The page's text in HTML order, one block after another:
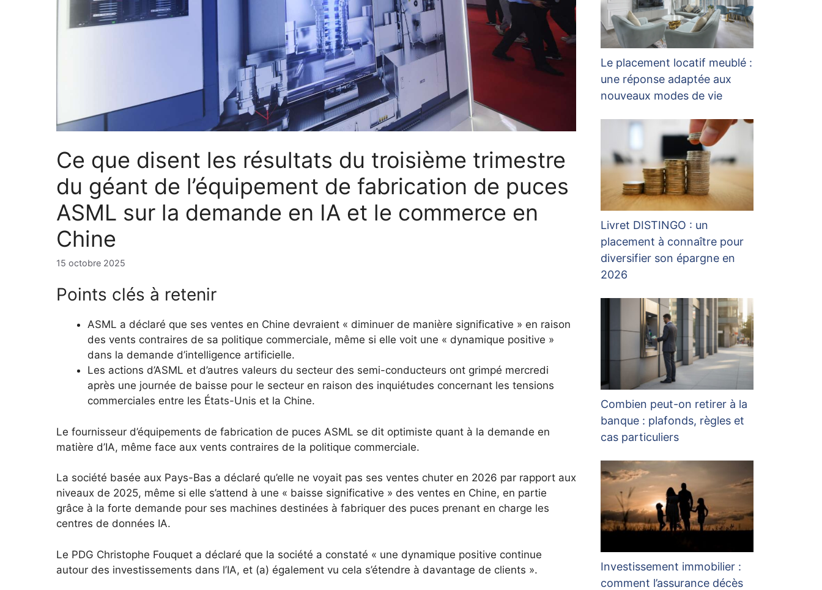
Ce que disent les résultats du troisième trimestre
du géant de l’équipement de fabrication de puces
ASML sur la demande en IA et le commerce en
Chine
15 octobre 2025
Points clés à retenir
ASML a déclaré que ses ventes en Chine devraient « diminuer de manière significative » en raison
des vents contraires de sa politique commerciale, même si elle voit une « dynamique positive »
dans la demande d’intelligence artificielle.
Les actions d’ASML et d’autres valeurs du secteur des semi-conducteurs ont grimpé mercredi
après une journée de baisse pour le secteur en raison des inquiétudes concernant les tensions
commerciales entre les États-Unis et la Chine.
Le fournisseur d’équipements de fabrication de puces ASML se dit optimiste quant à la demande en
matière d’IA, même face aux vents contraires de la politique commerciale.
La société basée aux Pays-Bas a déclaré qu’elle ne voyait pas ses ventes chuter en 2026 par rapport aux
niveaux de 2025, même si elle s’attend à une « baisse significative » des ventes en Chine, en partie
grâce à la forte demande pour ses machines destinées à fabriquer des puces prenant en charge les
centres de données IA.
Le PDG Christophe Fouquet a déclaré que la société a constaté « une dynamique positive continue
autour des investissements dans l’IA, et (a) également vu cela s’étendre à davantage de clients ».
Le placement locatif meublé :
une réponse adaptée aux
nouveaux modes de vie
Livret DISTINGO : un
placement à connaître pour
diversifier son épargne en
2026
Combien peut-on retirer à la
banque : plafonds, règles et
cas particuliers
Investissement immobilier :
comment l’assurance décès